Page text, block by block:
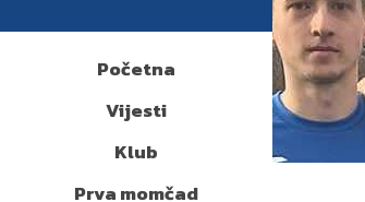
Početna
Vijesti
Klub
Prva momčad